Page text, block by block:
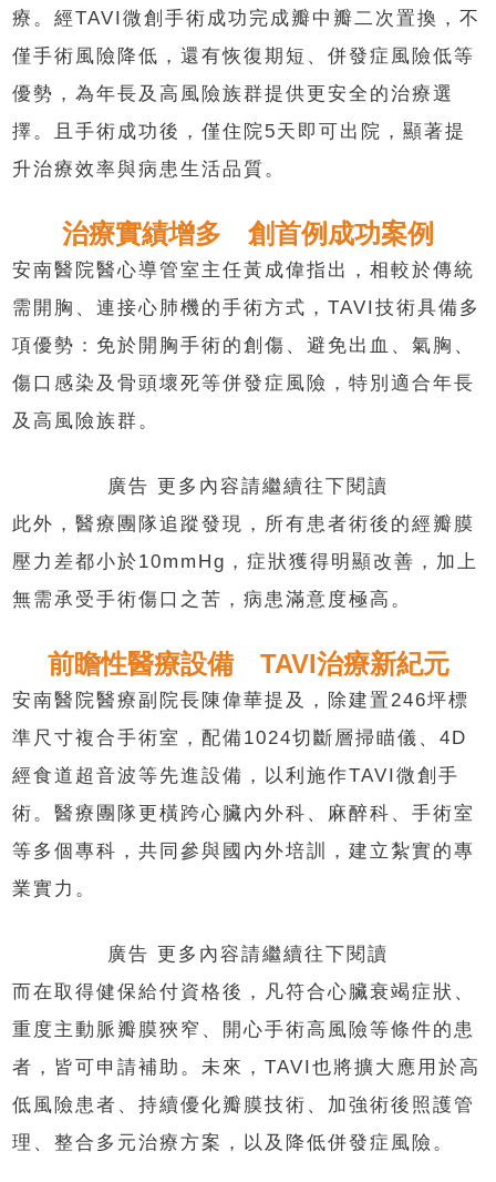
療。經TAVI微創手術成功完成瓣中瓣二次置換，不
僅手術風險降低，還有恢復期短、併發症風險低等
優勢，為年長及高風險族群提供更安全的治療選
擇。且手術成功後，僅住院5天即可出院，顯著提
升治療效率與病患生活品質。
治療實績增多 創首例成功案例
安南醫院醫心導管室主任黃成偉指出，相較於傳統
需開胸、連接心肺機的手術方式，TAVI技術具備多
項優勢：免於開胸手術的創傷、避免出血、氣胸、
傷口感染及骨頭壞死等併發症風險，特別適合年長
及高風險族群。
廣告 更多內容請繼續往下閱讀
此外，醫療團隊追蹤發現，所有患者術後的經瓣膜
壓力差都小於10mmHg，症狀獲得明顯改善，加上
無需承受手術傷口之苦，病患滿意度極高。
前瞻性醫療設備 TAVI治療新紀元
安南醫院醫療副院長陳偉華提及，除建置246坪標
準尺寸複合手術室，配備1024切斷層掃瞄儀、4D
經食道超音波等先進設備，以利施作TAVI微創手
術。醫療團隊更橫跨心臟內外科、麻醉科、手術室
等多個專科，共同參與國內外培訓，建立紮實的專
業實力。
廣告 更多內容請繼續往下閱讀
而在取得健保給付資格後，凡符合心臟衰竭症狀、
重度主動脈瓣膜狹窄、開心手術高風險等條件的患
者，皆可申請補助。未來，TAVI也將擴大應用於高
低風險患者、持續優化瓣膜技術、加強術後照護管
理、整合多元治療方案，以及降低併發症風險。